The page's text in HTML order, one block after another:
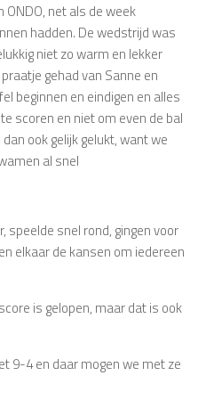
net als de week
hadden. De wedstrijd was
niet zo warm en lekker
gehad van Sanne en
beginnen en eindigen en alles
scoren en niet om even de bal
ook gelijk gelukt, want we
al snel
speelde snel rond, gingen voor
elkaar de kansen om iedereen
is gelopen, maar dat is ook
9-4 en daar mogen we met ze